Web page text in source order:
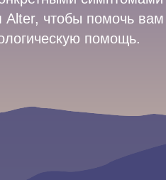
чтобы помочь вам
помощь.